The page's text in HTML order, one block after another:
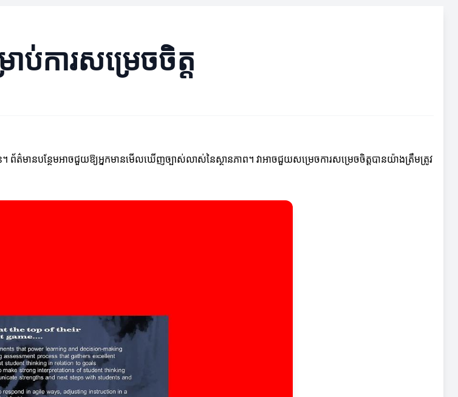
ប់ការសម្រេចចិត្ត
ន។ ព័ត៌មានបន្ថែមអាចជួយឱ្យអ្នកមានមើលឃើញច្បាស់លាស់នៃស្ថានភាព។ វាអាចជួយសម្រេចការសម្រេចចិត្តបានយ៉ាងត្រឹមត្រូវ